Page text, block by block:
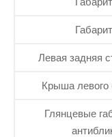
Левая задняя
Крыша левого
Глянцевые